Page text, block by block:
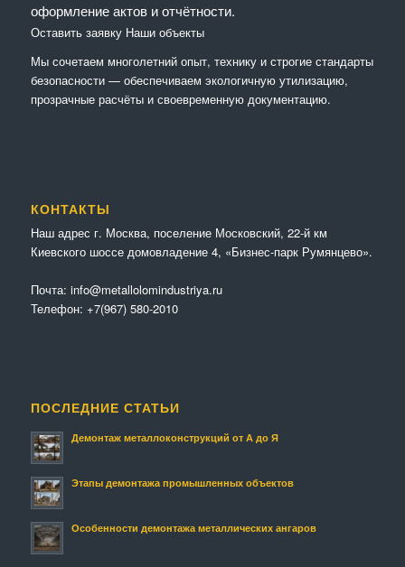
оформление актов и отчётности.
Оставить заявку Наши объекты
Мы сочетaем многолетний опыт, технику и строгие стандарты
безопасности — обеспечиваем экологичную утилизацию,
прозрачные расчёты и своевременную документацию.
КОНТАКТЫ
Наш адрес г. Москва, поселение Московский, 22-й км
Киевского шоссе домовладение 4, «Бизнес-парк Румянцево».
Почта: info@metallolomindustriya.ru
Телефон: +7(967) 580-2010
ПОСЛЕДНИЕ СТАТЬИ
Демонтаж металлоконструкций от А до Я
Этапы демонтажа промышленных объектов
Особенности демонтажа металлических ангаров